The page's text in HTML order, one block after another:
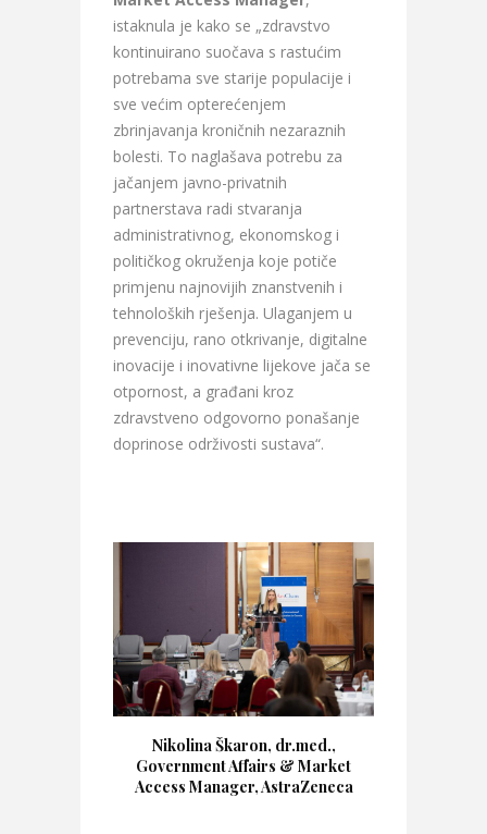
istaknula je kako se „zdravstvo
kontinuirano suočava s rastućim
potrebama sve starije populacije i
sve većim opterećenjem
zbrinjavanja kroničnih nezaraznih
bolesti. To naglašava potrebu za
jačanjem javno-privatnih
partnerstava radi stvaranja
administrativnog, ekonomskog i
političkog okruženja koje potiče
primjenu najnovijih znanstvenih i
tehnoloških rješenja. Ulaganjem u
prevenciju, rano otkrivanje, digitalne
inovacije i inovativne lijekove jača se
otpornost, a građani kroz
zdravstveno odgovorno ponašanje
doprinose održivosti sustava“.
Nikolina Škaron, dr.med.,
Government Affairs & Market
Access Manager, AstraZeneca